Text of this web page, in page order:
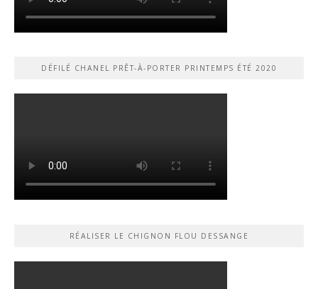
DÉFILÉ CHANEL PRÊT-À-PORTER PRINTEMPS ÉTÉ 2020
RÉALISER LE CHIGNON FLOU DESSANGE